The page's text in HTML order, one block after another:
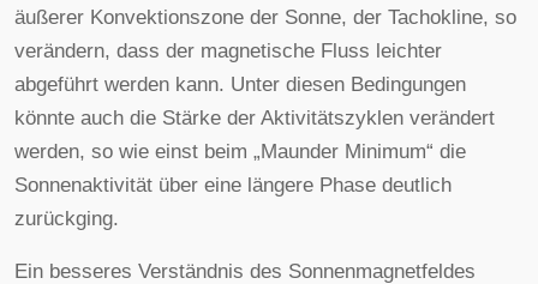
äußerer Konvektionszone der Sonne, der Tachokline, so
verändern, dass der magnetische Fluss leichter
abgeführt werden kann. Unter diesen Bedingungen
könnte auch die Stärke der Aktivitätszyklen verändert
werden, so wie einst beim „Maunder Minimum“ die
Sonnenaktivität über eine längere Phase deutlich
zurückging.
Ein besseres Verständnis des Sonnenmagnetfeldes